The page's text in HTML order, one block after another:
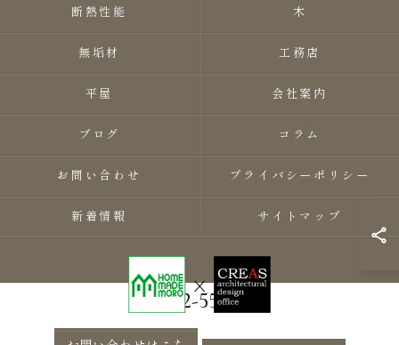
0282-55-8118
断熱性能 木
無垢材 工務店
平屋 会社案内
ブログ コラム
お問い合わせ プライバシーポリシー
新着情報 サイトマップ